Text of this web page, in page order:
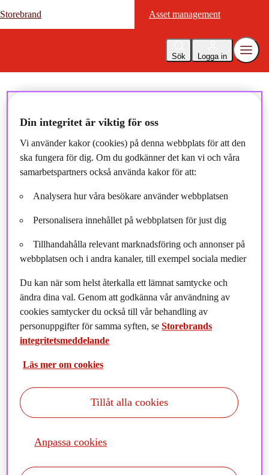
Storebrand Asset management
Sök Logga in
Storebrand Asset management
Nyheter
Information om GDPR och
uppdaterad Integritetsplicy
2018-06-01
känna dig trygg när vi använder dina personuppgifter. Vi
vill genom vår Integritetspolicy visa hur vi ser till att
dina personuppgifter hanteras på rätt sätt.
General Data Protection Regulation) att gälla. Den syftar till att
stärka säkerheten och skyddet för personuppgifter. GDPR ersätter
den nuvarande svenska personuppgiftslagen (PUL).
Vi vidtar nödvändiga åtgärder för att säkra att dina
Din integritet är viktig för oss
Vi använder kakor (cookies) på denna webbplats för att den
ska fungera för dig. Om du godkänner det kan vi och våra
samarbetspartners också använda kakor för att:
Analysera hur våra besökare använder webbplatsen
Personalisera innehållet på webbplatsen för just dig
Tillhandahålla relevant marknadsföring och annonser på
webbplatsen och i andra kanaler, till exempel sociala medier
Du kan när som helst återkalla ett lämnat samtycke och
ändra dina val. Genom att godkänna vår användning av
cookies samtycker du också till vår behandling av
personuppgifter för samma syften, seStorebrands
integritetsmeddelande
Läs mer om cookies
Anpassa cookies
Tillåt alla cookies